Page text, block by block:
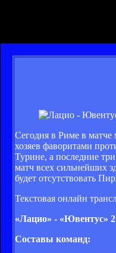
Сегодня в Риме в матче
хозяев фаворитами
Турине, а последние
матч всех сильнейших
будет отсутствовать
Текстовая онлайн
«Лацио» - «Ювентус»
Составы команд: